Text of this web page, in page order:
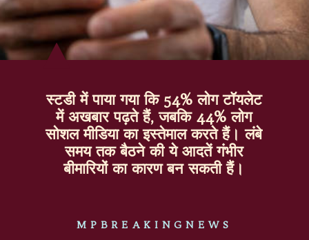
MPBREAKINGNEWS
स्टडी में पाया गया कि 54% लोग टॉयलेट
में अखबार पढ़ते हैं, जबकि 44% लोग
सोशल मीडिया का इस्तेमाल करते हैं। लंबे
समय तक बैठने की ये आदतें गंभीर
बीमारियों का कारण बन सकती हैं।